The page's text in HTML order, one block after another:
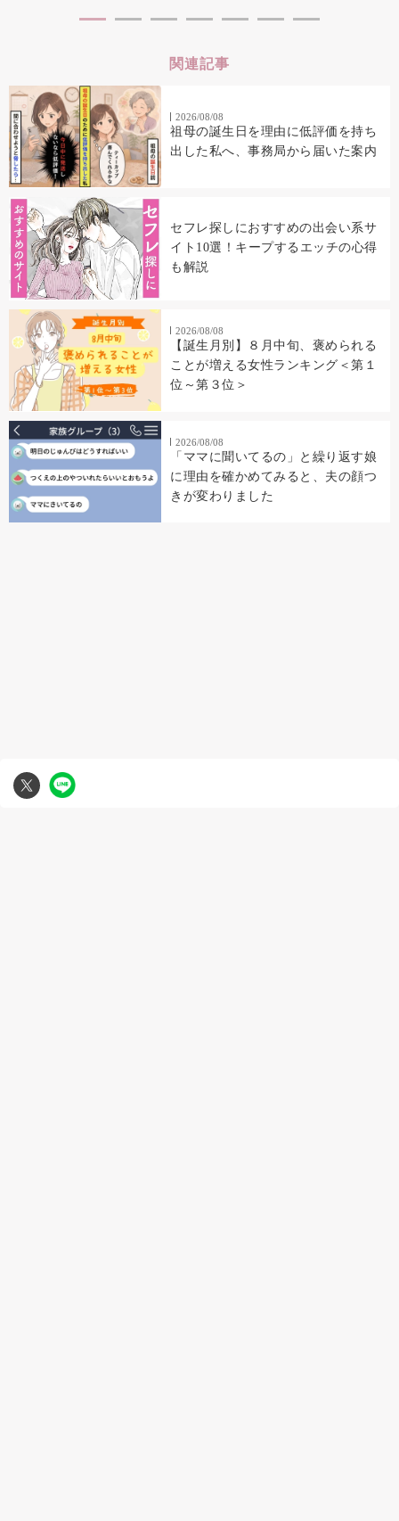
関連記事
2026/08/08
祖母の誕生日を理由に低評価を持ち
出した私へ、事務局から届いた案内
セフレ探しにおすすめの出会い系サ
イト10選！キープするエッチの心得
も解説
2026/08/08
【誕生月別】８月中旬、褒められる
ことが増える女性ランキング＜第１
位～第３位＞
2026/08/08
「ママに聞いてるの」と繰り返す娘
に理由を確かめてみると、夫の顔つ
きが変わりました